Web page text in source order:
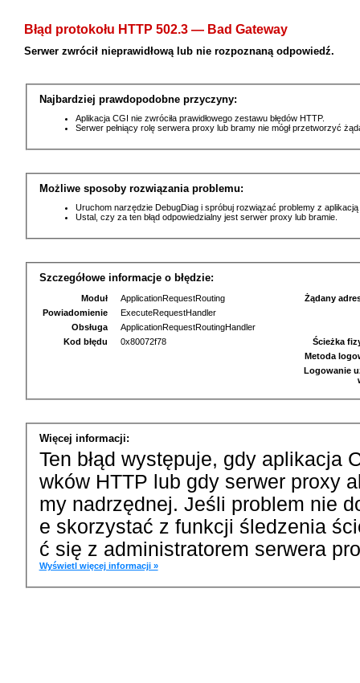
Błąd protokołu HTTP 502.3 — Bad Gateway
Serwer zwrócił nieprawidłową lub nie rozpoznaną odpowiedź.
Najbardziej prawdopodobne przyczyny:
Aplikacja CGI nie zwróciła prawidłowego zestawu błędów HTTP.
Serwer pełniący rolę serwera proxy lub bramy nie mógł przetworzyć
Możliwe sposoby rozwiązania problemu:
Uruchom narzędzie DebugDiag i spróbuj rozwiązać problemy z
Ustal, czy za ten błąd odpowiedzialny jest serwer proxy lub bramie.
Szczegółowe informacje o błędzie:
Moduł
ApplicationRequestRouting
Powiadomienie
ExecuteRequestHandler
Obsługa
ApplicationRequestRoutingHandler
Kod błędu
0x80072f78
Żądany
Ścieżka
Metoda
Logowanie
Więcej informacji:
Ten błąd występuje, gdy aplikacja
wków HTTP lub gdy serwer proxy
my nadrzędnej. Jeśli problem nie
e skorzystać z funkcji śledzenia
ć się z administratorem serwera
Wyświetl więcej informacji »